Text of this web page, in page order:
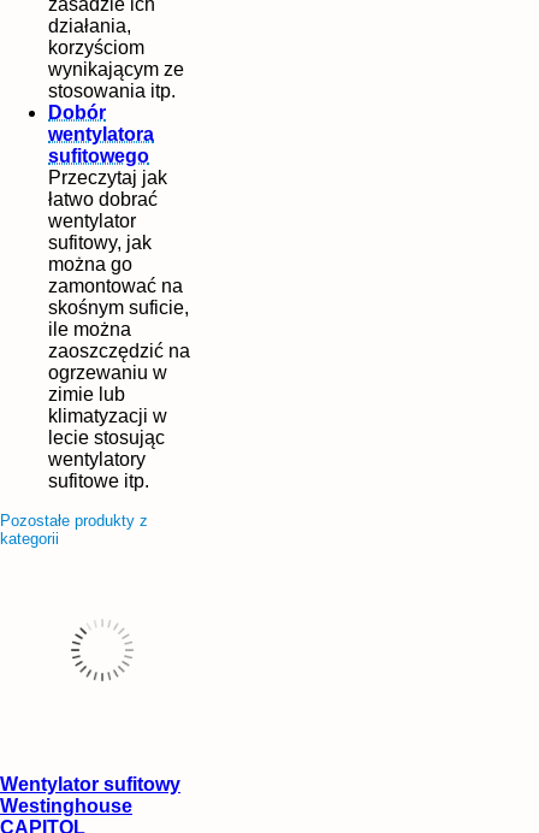
działania,
korzyściom
wynikającym ze
stosowania itp.
Dobór
wentylatora
sufitowego
Przeczytaj jak
łatwo dobrać
wentylator
sufitowy, jak
można go
zamontować na
skośnym suficie,
ile można
zaoszczędzić na
ogrzewaniu w
zimie lub
klimatyzacji w
lecie stosując
wentylatory
sufitowe itp.
Pozostałe produkty z
kategorii
Wentylator sufitowy
Westinghouse
CAPITOL